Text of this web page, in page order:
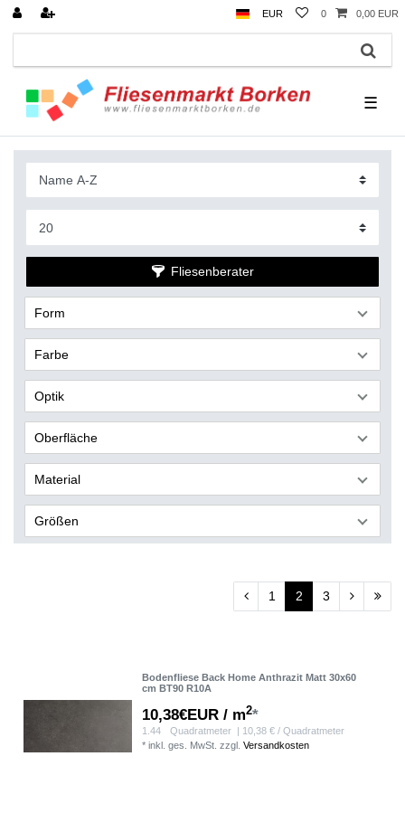
EUR 0 0,00 EUR
☰
Fliesenberater
Form
Farbe
Optik
Oberfläche
Material
Größen
1 2 3
Bodenfliese Back Home Anthrazit Matt 30x60
cm BT90 R10A
10,38€EUR / m2*
1.44 Quadratmeter | 10,38 € / Quadratmeter
*inkl. ges. MwSt. zzgl.Versandkosten